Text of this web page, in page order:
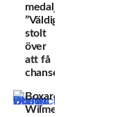
medalj:
”Väldigt
stolt
över
att få
chansen!”
Boxaren
Wilmer